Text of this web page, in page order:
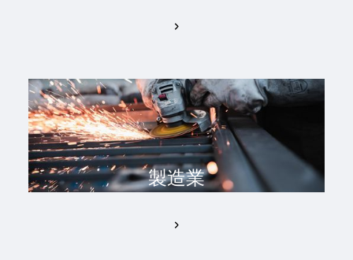
製造業